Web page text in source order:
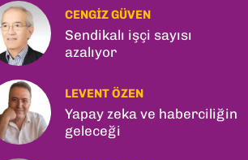
CENGIZ GÜVEN
Sendikalı işçi sayısı
azalıyor
LEVENT ÖZEN
Yapay zeka ve haberciliğin
geleceği